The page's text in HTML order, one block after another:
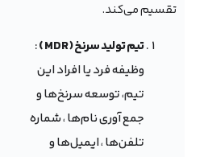
تقسیم می‌کند.
تیم تولید سرنخ ( MDR )
:
وظیفه فرد یا افراد این
تیم، توسعه سرنخ‌ها و
جمع آوری نام‌ها ، شماره
تلفن‌ها ، ایمیل‌ها و